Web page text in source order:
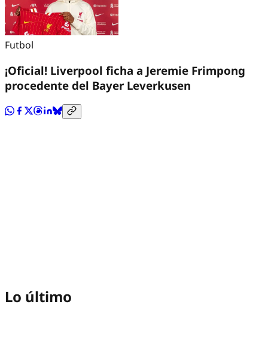
Futbol
¡Oficial! Liverpool ficha a Jeremie Frimpong
procedente del Bayer Leverkusen
Lo último